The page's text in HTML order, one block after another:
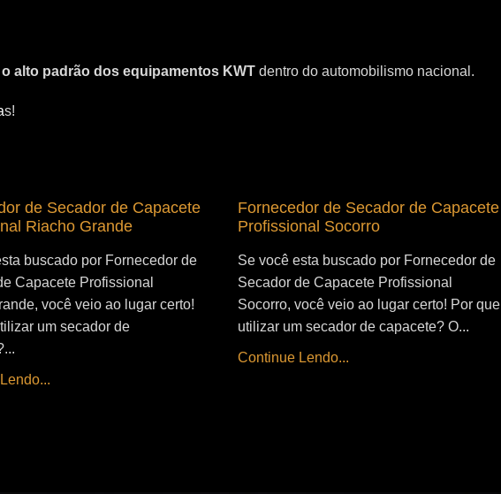
alto padrão dos equipamentos KWT dentro do automobilismo nacional.
s!
de Secador de Capacete
Riacho Grande
buscado por Fornecedor de
Capacete Profissional
você veio ao lugar certo!
um secador de
Fornecedor de Secador de Capacete
Profissional Socorro
Se você esta buscado por Fornecedor de
Secador de Capacete Profissional
Socorro, você veio ao lugar certo! Por que
utilizar um secador de capacete? O...
Continue Lendo...